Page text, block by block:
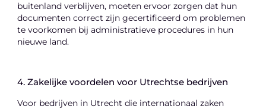
buitenland verblijven, moeten ervoor zorgen dat hun
documenten correct zijn gecertificeerd om problemen
te voorkomen bij administratieve procedures in hun
nieuwe land.
4. Zakelijke voordelen voor Utrechtse bedrijven
Voor bedrijven in Utrecht die internationaal zaken